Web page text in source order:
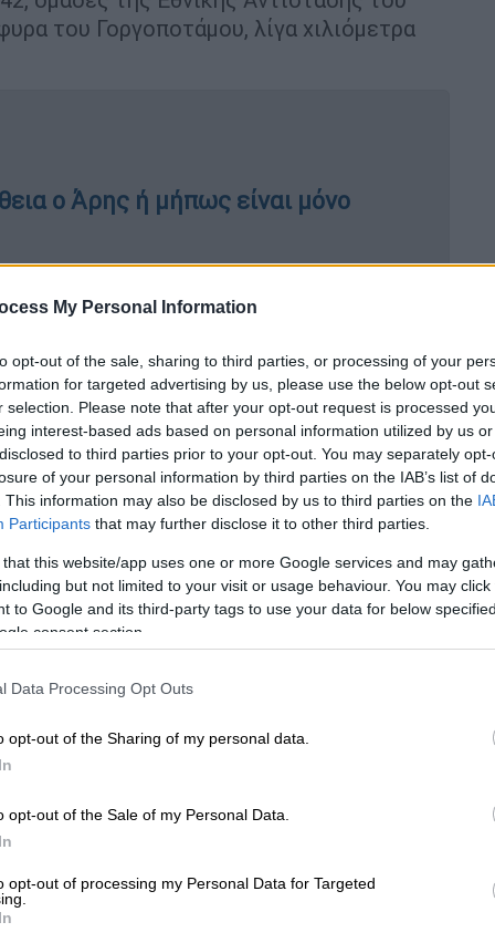
My Personal Information
opt-out of the sale, sharing to third parties, or processing of your
for targeted advertising by us, please use the below opt-out
selection. Please note that after your opt-out request is processed
interest-based ads based on personal information utilized by us
to third parties prior to your opt-out. You may separately
of your personal information by third parties on the IAB’s list of
This information may also be disclosed by us to third parties on the
Participants that may further disclose it to other third parties.
that this website/app uses one or more Google services and may
but not limited to your visit or usage behaviour. You may
to Google and its third-party tags to use your data for below
consent section.
Data Processing Opt Outs
opt-out of the Sharing of my personal data.
opt-out of the Sale of my Personal Data.
opt-out of processing my Personal Data for Targeted
του Γοργοποτάμου, λίγα χιλιόμετρα
ο Άρης ή μήπως είναι μόνο
εορταστικών εκδηλώσεων, μια νάρκη
ανθρώπους που είχαν συρρεύσει να
διαύγεια
του Ελληνικού Στρατού και συμμετέχων ως
ήταν παρών και στην εορτασμό που
βιβλίο του «Γοργοπόταμος – Έλληνες
ακόμα, πολύ πριν ξημερώσει η 29η
της 22ης επετείου της
ξεκινούσαν από όλες τις γωνιές της
είχε μία σπάνια κρυστάλλινη
μοίρα που επικρεμόταν πάνω από
ώρες πριν από το μεσημέρι τα πλήθη
και το γεφύρι. Γρήγορα
από τα υπερμεγέθη πούλμαν των
ιδιωτικών αυτοκινήτων.
το πλαίσιο για τον επίσημο εορτασμό.
πλημμυρίσει την περιοχή και σε